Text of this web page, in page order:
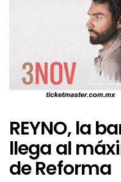
REYNO, la
llega al
de Reforma